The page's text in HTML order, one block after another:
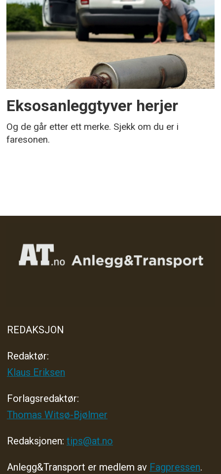
Eksosanleggtyver herjer
Og de går etter ett merke. Sjekk om du er i
faresonen.
REDAKSJON
Redaktør:
Klaus Eriksen
Forlagsredaktør:
Thomas Witsø-Bjølmer
Redaksjonen: tips@at.no
Anlegg&Transport er medlem av Fagpressen.